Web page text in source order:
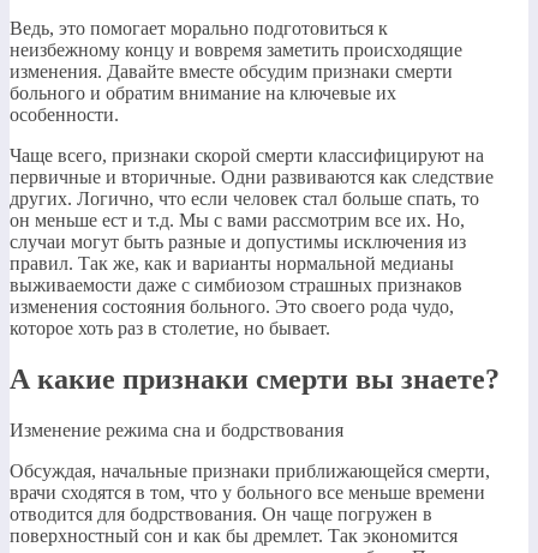
Ведь, это помогает морально подготовиться к
неизбежному концу и вовремя заметить происходящие
изменения. Давайте вместе обсудим признаки смерти
больного и обратим внимание на ключевые их
особенности.
Чаще всего, признаки скорой смерти классифицируют на
первичные и вторичные. Одни развиваются как следствие
других. Логично, что если человек стал больше спать, то
он меньше ест и т.д. Мы с вами рассмотрим все их. Но,
случаи могут быть разные и допустимы исключения из
правил. Так же, как и варианты нормальной медианы
выживаемости даже с симбиозом страшных признаков
изменения состояния больного. Это своего рода чудо,
которое хоть раз в столетие, но бывает.
А какие признаки смерти вы знаете?
Изменение режима сна и бодрствования
Обсуждая, начальные признаки приближающейся смерти,
врачи сходятся в том, что у больного все меньше времени
отводится для бодрствования. Он чаще погружен в
поверхностный сон и как бы дремлет. Так экономится